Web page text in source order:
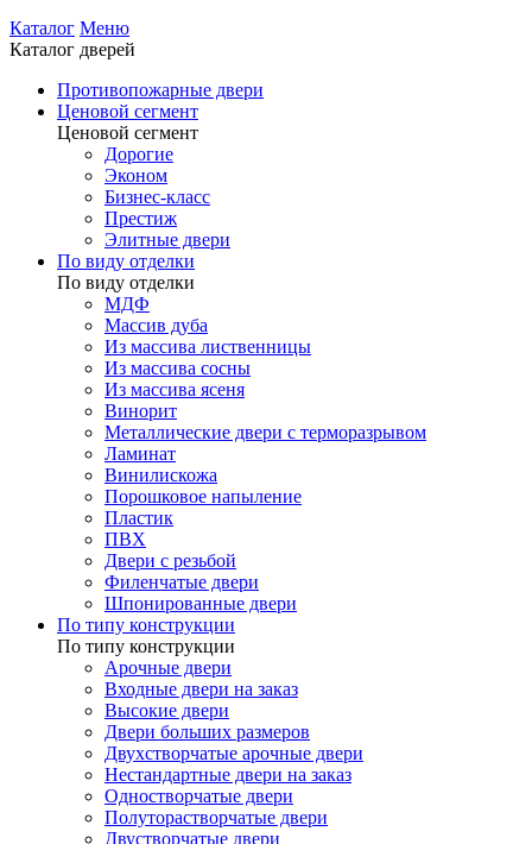
Каталог Меню
Каталог дверей
Противопожарные двери
Ценовой сегмент
Ценовой сегмент
Дорогие
Эконом
Бизнес-класс
Престиж
Элитные двери
По виду отделки
По виду отделки
МДФ
Массив дуба
Из массива лиственницы
Из массива сосны
Из массива ясеня
Винорит
Металлические двери с терморазрывом
Ламинат
Винилискожа
Порошковое напыление
Пластик
ПВХ
Двери с резьбой
Филенчатые двери
Шпонированные двери
По типу конструкции
По типу конструкции
Арочные двери
Входные двери на заказ
Высокие двери
Двери больших размеров
Двухстворчатые арочные двери
Нестандартные двери на заказ
Одностворчатые двери
Полуторастворчатые двери
Двустворчатые двери